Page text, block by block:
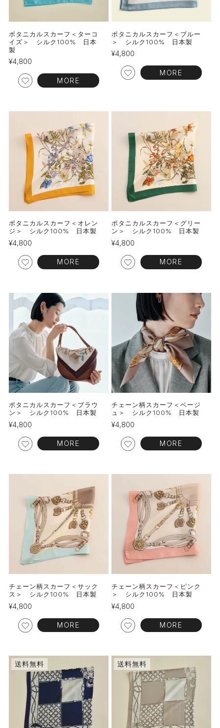
ボタニカルスカーフ＜ターコ
イズ＞ シルク100% 日本
製
¥4,800
MORE
ボタニカルスカーフ＜ブルー
＞ シルク100% 日本製
¥4,800
MORE
ボタニカルスカーフ＜オレン
ジ＞ シルク100% 日本製
¥4,800
MORE
ボタニカルスカーフ＜グリー
ン＞ シルク100% 日本製
¥4,800
MORE
ボタニカルスカーフ＜ブラウ
ン＞ シルク100% 日本製
¥4,800
MORE
チェーン柄スカーフ＜ベージ
ュ＞ シルク100% 日本製
¥4,800
MORE
チェーン柄スカーフ＜サック
ス＞ シルク100% 日本製
¥4,800
MORE
チェーン柄スカーフ＜ピンク
＞ シルク100% 日本製
¥4,800
MORE
送料無料 送料無料